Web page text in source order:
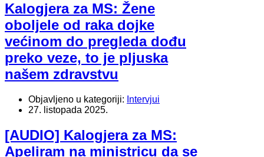
Kalogjera za MS: Žene
oboljele od raka dojke
većinom do pregleda dođu
preko veze, to je pljuska
našem zdravstvu
Objavljeno u kategoriji: Intervjui
27. listopada 2025.
[AUDIO] Kalogjera za MS:
Apeliram na ministricu da se